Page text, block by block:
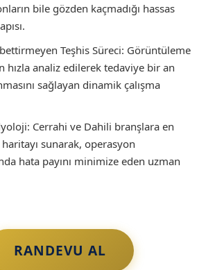
bile gözden kaçmadığı hassas
Teşhis Süreci: Görüntüleme
hızla analiz edilerek tedaviye bir an
sağlayan dinamik çalışma
Cerrahi ve Dahili branşlara en
sunarak, operasyon
hata payını minimize eden uzman
RANDEVU AL